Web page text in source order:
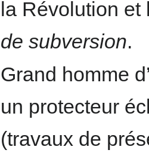
la Révolution
de subversion.
Grand homme
un protecteur
(travaux de